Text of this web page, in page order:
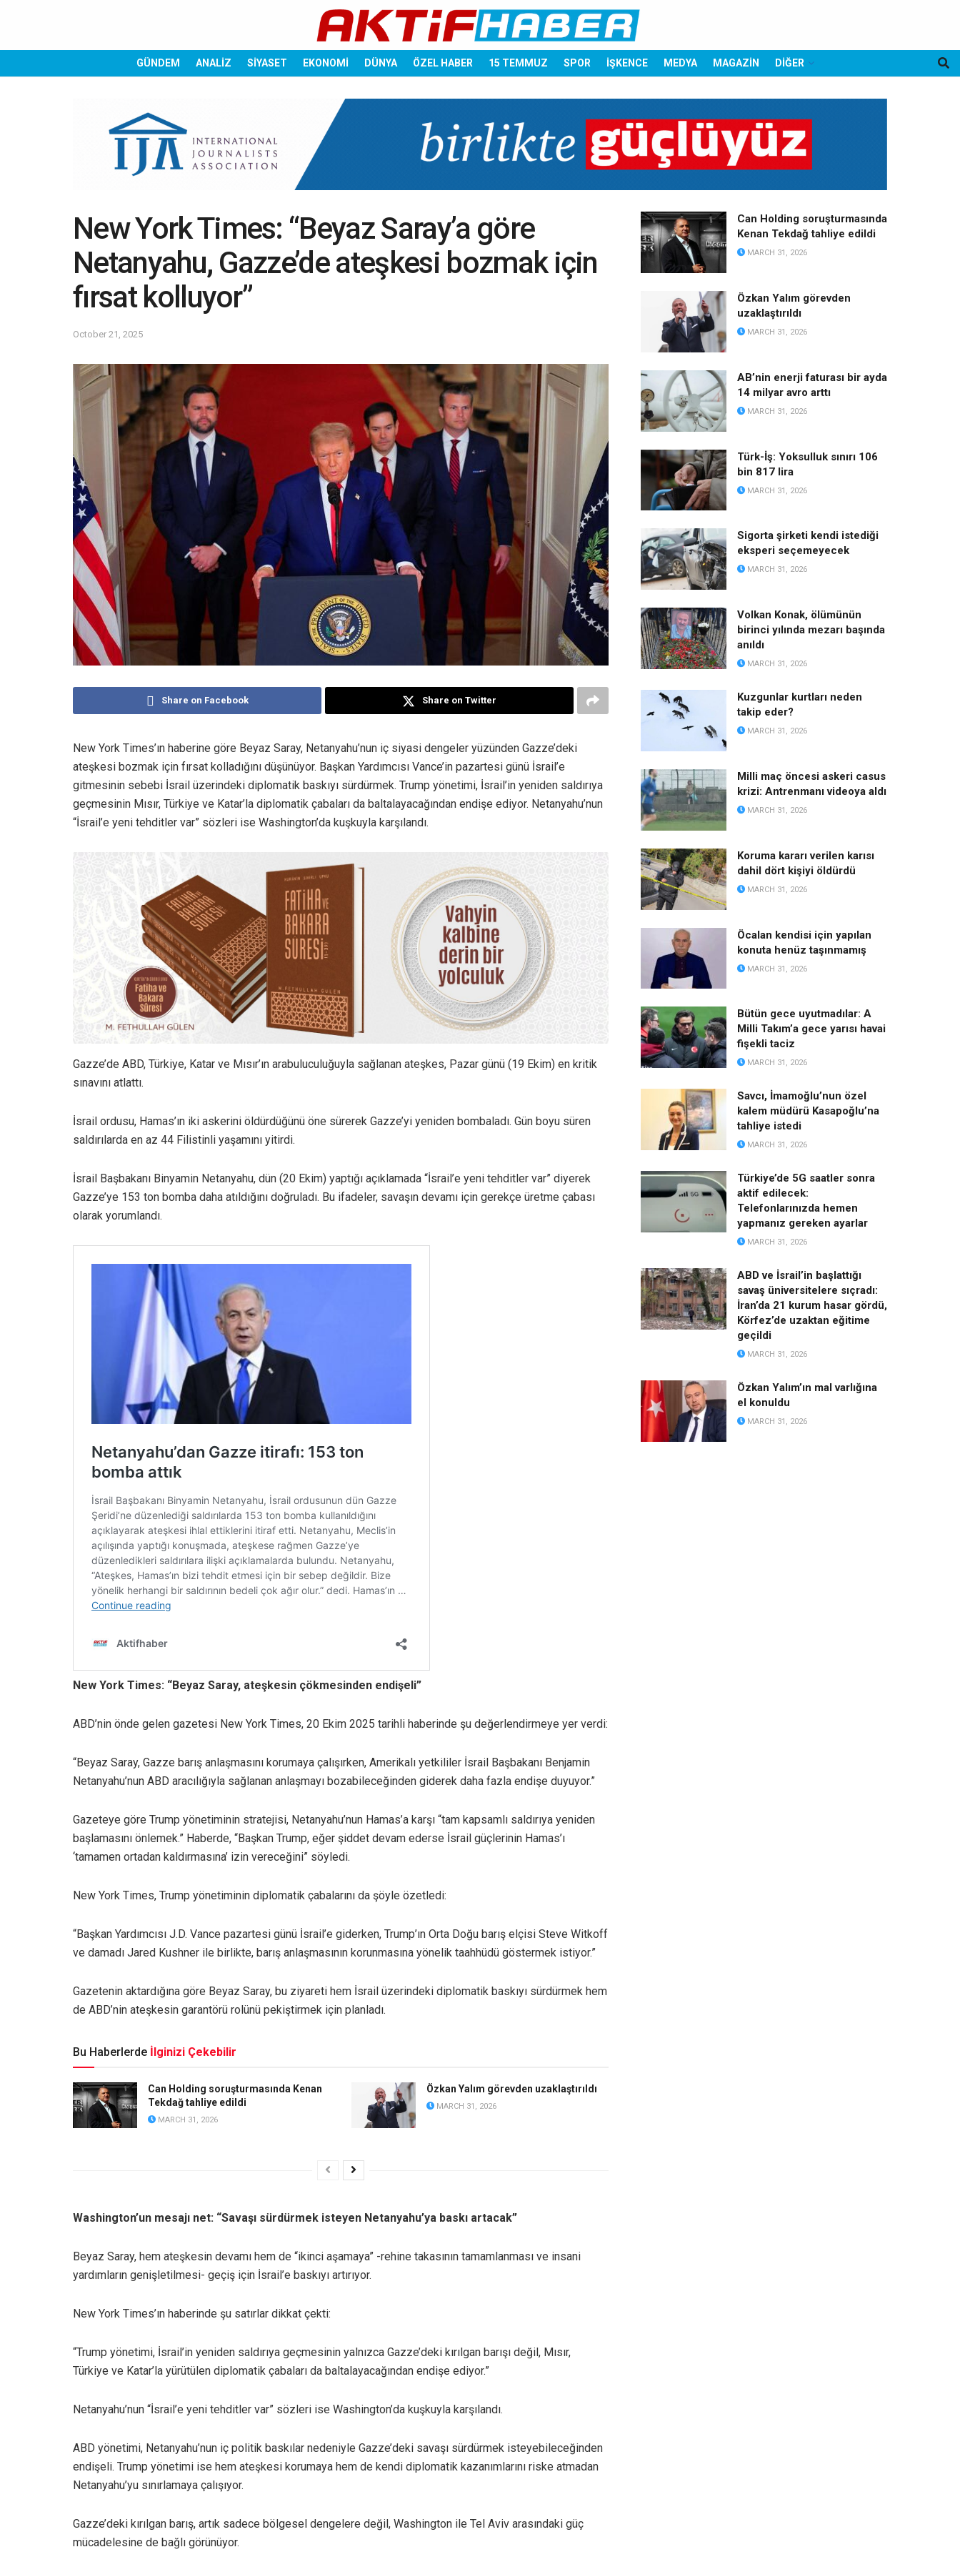
GÜNDEM ANALİZ SİYASET EKONOMİ DÜNYA ÖZEL HABER 15 TEMMUZ SPOR İŞKENCE MEDYA MAGAZİN DİĞER
New York Times: “Beyaz Saray’a göre
Netanyahu, Gazze’de ateşkesi bozmak için
fırsat kolluyor”
October 21, 2025
Share on Facebook Share on Twitter
New York Times’ın haberine göre Beyaz Saray, Netanyahu’nun iç siyasi dengeler yüzünden Gazze’deki
ateşkesi bozmak için fırsat kolladığını düşünüyor. Başkan Yardımcısı Vance’in pazartesi günü İsrail’e
gitmesinin sebebi İsrail üzerindeki diplomatik baskıyı sürdürmek. Trump yönetimi, İsrail’in yeniden saldırıya
geçmesinin Mısır, Türkiye ve Katar’la diplomatik çabaları da baltalayacağından endişe ediyor. Netanyahu’nun
“İsrail’e yeni tehditler var” sözleri ise Washington’da kuşkuyla karşılandı.
Gazze’de ABD, Türkiye, Katar ve Mısır’ın arabuluculuğuyla sağlanan ateşkes, Pazar günü (19 Ekim) en kritik
sınavını atlattı.
İsrail ordusu, Hamas’ın iki askerini öldürdüğünü öne sürerek Gazze’yi yeniden bombaladı. Gün boyu süren
saldırılarda en az 44 Filistinli yaşamını yitirdi.
İsrail Başbakanı Binyamin Netanyahu, dün (20 Ekim) yaptığı açıklamada “İsrail’e yeni tehditler var” diyerek
Gazze’ye 153 ton bomba daha atıldığını doğruladı. Bu ifadeler, savaşın devamı için gerekçe üretme çabası
olarak yorumlandı.
New York Times: “Beyaz Saray, ateşkesin çökmesinden endişeli”
ABD’nin önde gelen gazetesi New York Times, 20 Ekim 2025 tarihli haberinde şu değerlendirmeye yer verdi:
“Beyaz Saray, Gazze barış anlaşmasını korumaya çalışırken, Amerikalı yetkililer İsrail Başbakanı Benjamin
Netanyahu’nun ABD aracılığıyla sağlanan anlaşmayı bozabileceğinden giderek daha fazla endişe duyuyor.”
Gazeteye göre Trump yönetiminin stratejisi, Netanyahu’nun Hamas’a karşı “tam kapsamlı saldırıya yeniden
başlamasını önlemek.” Haberde, “Başkan Trump, eğer şiddet devam ederse İsrail güçlerinin Hamas’ı
‘tamamen ortadan kaldırmasına’ izin vereceğini” söyledi.
New York Times, Trump yönetiminin diplomatik çabalarını da şöyle özetledi:
“Başkan Yardımcısı J.D. Vance pazartesi günü İsrail’e giderken, Trump’ın Orta Doğu barış elçisi Steve Witkoff
ve damadı Jared Kushner ile birlikte, barış anlaşmasının korunmasına yönelik taahhüdü göstermek istiyor.”
Gazetenin aktardığına göre Beyaz Saray, bu ziyareti hem İsrail üzerindeki diplomatik baskıyı sürdürmek hem
de ABD’nin ateşkesin garantörü rolünü pekiştirmek için planladı.
Bu Haberlerde İlginizi Çekebilir
Can Holding soruşturmasında Kenan
Tekdağ tahliye edildi
MARCH 31, 2026
Özkan Yalım görevden uzaklaştırıldı
MARCH 31, 2026
Washington’un mesajı net: “Savaşı sürdürmek isteyen Netanyahu’ya baskı artacak”
Beyaz Saray, hem ateşkesin devamı hem de “ikinci aşamaya” -rehine takasının tamamlanması ve insani
yardımların genişletilmesi- geçiş için İsrail’e baskıyı artırıyor.
New York Times’ın haberinde şu satırlar dikkat çekti:
“Trump yönetimi, İsrail’in yeniden saldırıya geçmesinin yalnızca Gazze’deki kırılgan barışı değil, Mısır,
Türkiye ve Katar’la yürütülen diplomatik çabaları da baltalayacağından endişe ediyor.”
Netanyahu’nun “İsrail’e yeni tehditler var” sözleri ise Washington’da kuşkuyla karşılandı.
ABD yönetimi, Netanyahu’nun iç politik baskılar nedeniyle Gazze’deki savaşı sürdürmek isteyebileceğinden
endişeli. Trump yönetimi ise hem ateşkesi korumaya hem de kendi diplomatik kazanımlarını riske atmadan
Netanyahu’yu sınırlamaya çalışıyor.
Gazze’deki kırılgan barış, artık sadece bölgesel dengelere değil, Washington ile Tel Aviv arasındaki güç
mücadelesine de bağlı görünüyor.
Can Holding soruşturmasında
Kenan Tekdağ tahliye edildi
MARCH 31, 2026
Özkan Yalım görevden
uzaklaştırıldı
MARCH 31, 2026
AB’nin enerji faturası bir ayda
14 milyar avro arttı
MARCH 31, 2026
Türk-İş: Yoksulluk sınırı 106
bin 817 lira
MARCH 31, 2026
Sigorta şirketi kendi istediği
eksperi seçemeyecek
MARCH 31, 2026
Volkan Konak, ölümünün
birinci yılında mezarı başında
anıldı
MARCH 31, 2026
Kuzgunlar kurtları neden
takip eder?
MARCH 31, 2026
Milli maç öncesi askeri casus
krizi: Antrenmanı videoya aldı
MARCH 31, 2026
Koruma kararı verilen karısı
dahil dört kişiyi öldürdü
MARCH 31, 2026
Öcalan kendisi için yapılan
konuta henüz taşınmamış
MARCH 31, 2026
Bütün gece uyutmadılar: A
Milli Takım’a gece yarısı havai
fişekli taciz
MARCH 31, 2026
Savcı, İmamoğlu’nun özel
kalem müdürü Kasapoğlu’na
tahliye istedi
MARCH 31, 2026
Türkiye’de 5G saatler sonra
aktif edilecek:
Telefonlarınızda hemen
yapmanız gereken ayarlar
MARCH 31, 2026
ABD ve İsrail’in başlattığı
savaş üniversitelere sıçradı:
İran’da 21 kurum hasar gördü,
Körfez’de uzaktan eğitime
geçildi
MARCH 31, 2026
Özkan Yalım’ın mal varlığına
el konuldu
MARCH 31, 2026